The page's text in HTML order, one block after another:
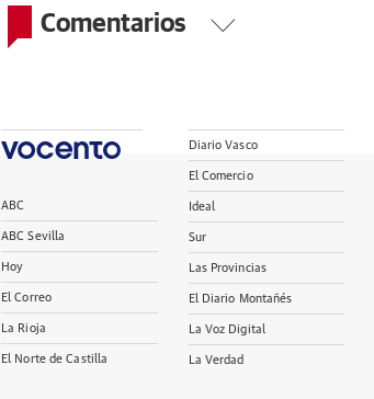
Comentarios
ABC
ABC Sevilla
Hoy
El Correo
La Rioja
El Norte de Castilla
Diario Vasco
El Comercio
Ideal
Sur
Las Provincias
El Diario Montañés
La Voz Digital
La Verdad